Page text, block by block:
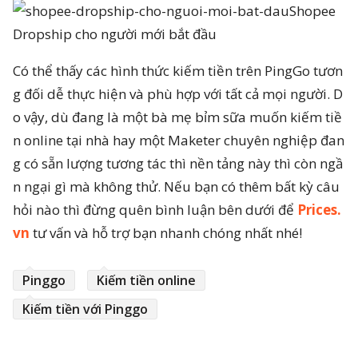
Shopee
Dropship cho người mới bắt đầu
Có thể thấy các hình thức kiếm tiền trên PingGo tươn
g đối dễ thực hiện và phù hợp với tất cả mọi người. D
o vậy, dù đang là một bà mẹ bỉm sữa muốn kiếm tiề
n online tại nhà hay một Maketer chuyên nghiệp đan
g có sẵn lượng tương tác thì nền tảng này thì còn ngầ
n ngại gì mà không thử. Nếu bạn có thêm bất kỳ câu
hỏi nào thì đừng quên bình luận bên dưới để Prices.
vn tư vấn và hỗ trợ bạn nhanh chóng nhất nhé!
Pinggo
Kiếm tiền online
Kiếm tiền với Pinggo